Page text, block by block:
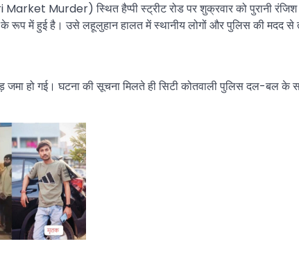
Market Murder) स्थित हैप्पी स्ट्रीट रोड पर शुक्रवार को पुरानी
रूप में हुई है। उसे लहूलुहान हालत में स्थानीय लोगों और पुलिस की मदद से
जमा हो गई। घटना की सूचना मिलते ही सिटी कोतवाली पुलिस दल-बल के